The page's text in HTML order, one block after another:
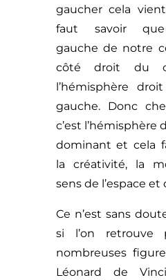
gaucher cela
faut savoir que
gauche de notre
côté droit du
l’hémisphère
gauche. Donc
c’est l’hémisphère
dominant et cela
la créativité, la
sens de l’espace et
Ce n’est sans
si l’on retrouve
nombreuses
Léonard de